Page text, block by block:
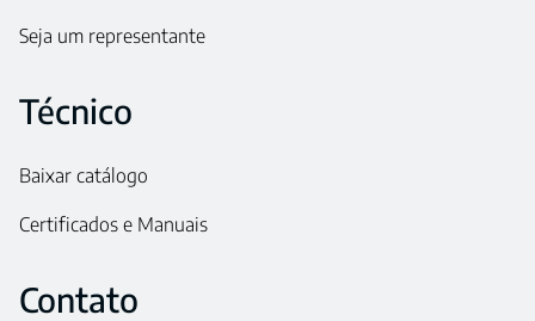
Técnico
Baixar catálogo
Certificados e Manuais
Seja um representante
Contato